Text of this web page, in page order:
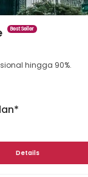
Best Seller
hingga 90%.
Details